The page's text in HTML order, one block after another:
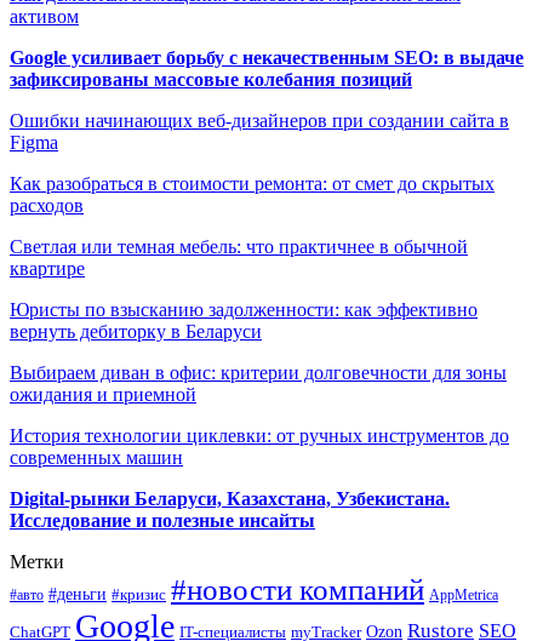
активом
Google усиливает борьбу с некачественным SEO: в выдаче
зафиксированы массовые колебания позиций
Ошибки начинающих веб-дизайнеров при создании сайта в
Figma
Как разобраться в стоимости ремонта: от смет до скрытых
расходов
Светлая или темная мебель: что практичнее в обычной
квартире
Юристы по взысканию задолженности: как эффективно
вернуть дебиторку в Беларуси
Выбираем диван в офис: критерии долговечности для зоны
ожидания и приемной
История технологии циклевки: от ручных инструментов до
современных машин
Digital-рынки Беларуси, Казахстана, Узбекистана.
Исследование и полезные инсайты
Метки
#авто #деньги #кризис #новости компаний AppMetrica
ChatGPT Google IT-специалисты myTracker Ozon Rustore SEO